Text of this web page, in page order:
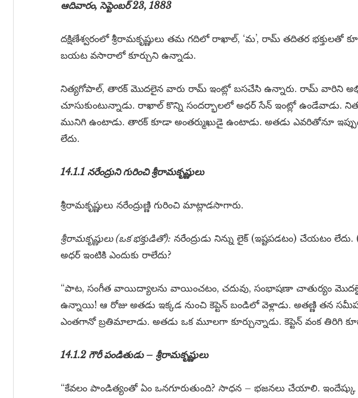
ఆదివారం, సెప్టెంబర్ 23, 1883
దక్షిణేశ్వరంలో శ్రీరామకృష్ణులు తమ గదిలో రాఖాల్, ‘మ’, రామ్ తదితర భక్తులతో
బయట వసారాలో కూర్చుని ఉన్నాడు.
నిత్యగోపాల్, తారక్ మొదలైన వారు రామ్ ఇంట్లో బసచేసి ఉన్నారు. రామ్ వారిని
చూసుకుంటున్నాడు. రాఖాల్ కొన్ని సందర్భాలలో అధర్ సేన్ ఇంట్లో ఉండేవాడు.
మునిగి ఉంటాడు. తారక్ కూడా అంతర్ముఖుడై ఉంటాడు. అతడు ఎవరితోనూ
లేదు.
14.1.1 నరేంద్రుని గురించి శ్రీరామకృష్ణులు
శ్రీరామకృష్ణులు నరేంద్రుణ్ణి గురించి మాట్లాడసాగారు.
శ్రీరామకృష్ణులు (ఒక భక్తుడితో): నరేంద్రుడు నిన్ను లైక్ (ఇష్టపడటం) చేయటం లేదు.
అధర్ ఇంటికి ఎందుకు రాలేదు?
“పాట, సంగీత వాయిద్యాలను వాయించటం, చదువు, సంభాషణా చాతుర్యం
ఉన్నాయి! ఆ రోజు అతడు ఇక్కడ నుంచి కెప్టెన్ బండిలో వెళ్లాడు. అతణ్ణి తన
ఎంతగానో బ్రతిమాలాడు. అతడు ఒక మూలగా కూర్చున్నాడు. కెప్టెన్ వంక తిరిగి
14.1.2 గౌరీ పండితుడు – శ్రీరామకృష్ణులు
“కేవలం పాండిత్యంతో ఏం ఒనగూరుతుంది? సాధన – భజనలు చేయాలి.